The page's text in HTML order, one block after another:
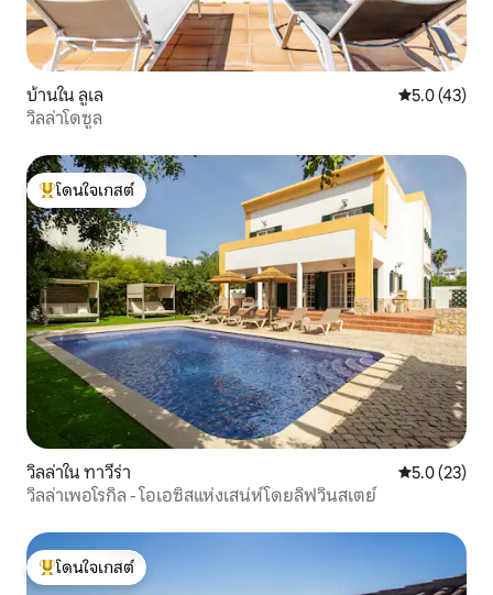
บ้านใน ลูเล คะแนนเฉลี่ย
5.0 (43)
วิลล่าโดซูล
โดนใจเกสต์ที่สุด
โดนใจเกสต์
วิลล่าใน ทาวีร่า คะแนนเฉลี่ย
5.0 (23)
วิลล่าเพอโรกิล - โอเอซิสแห่งเสน่ห์โดยลิฟวินสเตย์
โดนใจเกสต์ที่สุด
โดนใจเกสต์